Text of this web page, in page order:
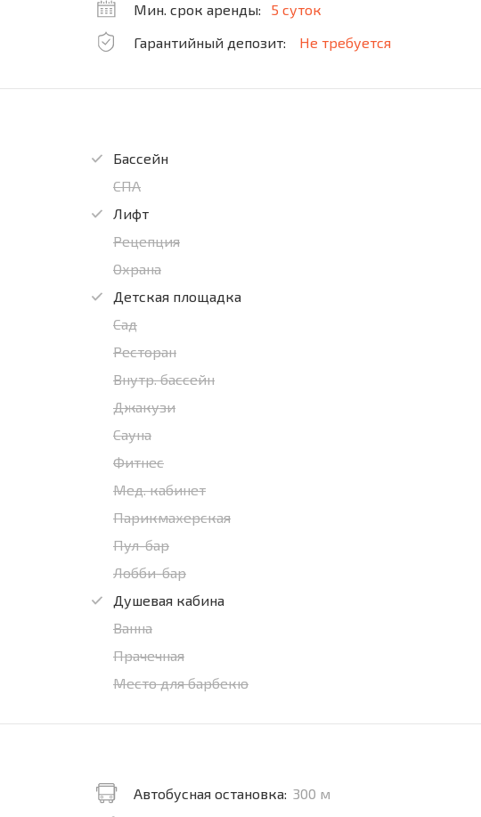
Мин. срок аренды:
5 суток
Гарантийный депозит:
Не требуется
Бассейн
СПА
Лифт
Рецепция
Охрана
Детская площадка
Сад
Ресторан
Внутр. бассейн
Джакузи
Сауна
Фитнес
Мед. кабинет
Парикмахерская
Пул-бар
Лобби-бар
Душевая кабина
Ванна
Прачечная
Место для барбекю
Автобусная остановка: 300 м